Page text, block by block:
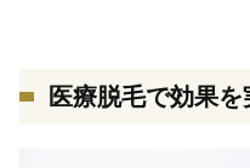
医療脱毛で効果